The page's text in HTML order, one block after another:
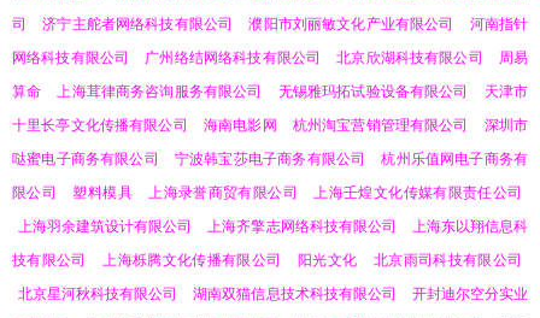
司
济宁主舵者网络科技有限公司 濮阳市刘丽敏文化产业有限公司
河南指针
网络科技有限公司
广州络结网络科技有限公司 北京欣湖科技有限公司
周易
算命
上海茸律商务咨询服务有限公司 无锡雅玛拓试验设备有限公司
天津市
十里长亭文化传播有限公司
海南电影网 杭州淘宝营销管理有限公司
深圳市
哒蜜电子商务有限公司
宁波韩宝莎电子商务有限公司
杭州乐值网电子商务有
限公司
塑料模具 上海录誉商贸有限公司
上海壬煌文化传媒有限责任公司
上海羽余建筑设计有限公司
上海齐擎志网络科技有限公司
上海东以翔信息科
技有限公司
上海栎腾文化传播有限公司 阳光文化
北京雨司科技有限公司
北京星河秋科技有限公司
湖南双猫信息技术科技有限公司
开封迪尔空分实业